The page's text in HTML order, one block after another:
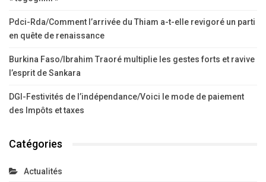
Pdci-Rda/Comment l’arrivée du Thiam a-t-elle revigoré un parti
en quête de renaissance
Burkina Faso/Ibrahim Traoré multiplie les gestes forts et ravive
l’esprit de Sankara
DGI-Festivités de l’indépendance/Voici le mode de paiement
des Impôts et taxes
Catégories
Actualités